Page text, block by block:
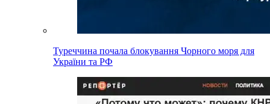
Туреччина почала блокування Чорного моря для
України та РФ